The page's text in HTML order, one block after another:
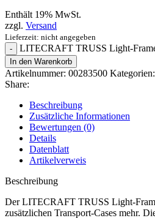
Enthält 19% MwSt.
zzgl. Versand
Lieferzeit: nicht angegeben
LITECRAFT TRUSS Light-
In den Warenkorb
Artikelnummer: 00283500 Kategorien:
Share:
Beschreibung
Zusätzliche Informationen
Bewertungen (0)
Details
Datenblatt
Artikelverweis
Beschreibung
Der LITECRAFT TRUSS Light-
zusätzlichen Transport-Cases mehr.